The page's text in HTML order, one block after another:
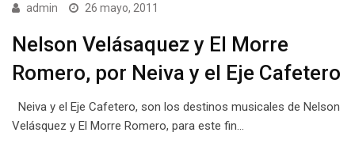
admin 26 mayo, 2011
Nelson Velásaquez y El Morre
Romero, por Neiva y el Eje Cafetero
Neiva y el Eje Cafetero, son los destinos musicales de Nelson
Velásquez y El Morre Romero, para este fin…